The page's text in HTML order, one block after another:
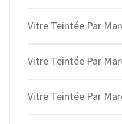
Vitre Teintée Par
Vitre Teintée Par
Vitre Teintée Par